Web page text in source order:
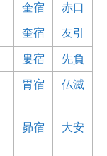
奎宿 赤口
奎宿 友引
婁宿 先負
胃宿 仏滅
昴宿 大安